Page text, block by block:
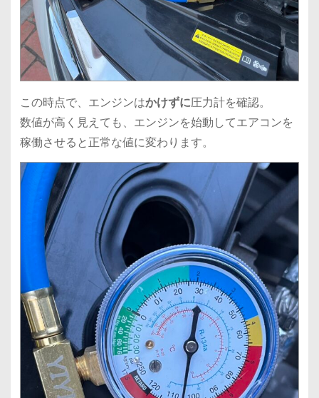
この時点で、エンジンはかけずに圧力計を確認。
数値が高く見えても、エンジンを始動してエアコンを
稼働させると正常な値に変わります。